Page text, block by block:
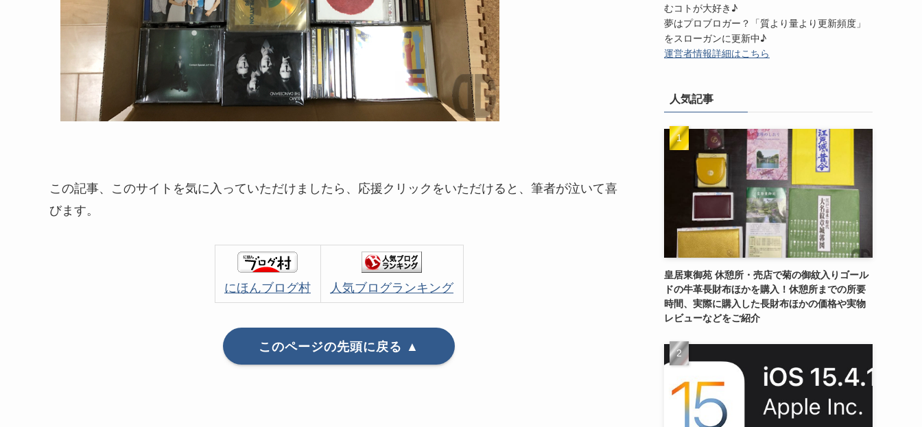
この記事、このサイトを気に入っていただけましたら、応援クリックをいただけると、筆者が泣いて喜
びます。
にほんブログ村 人気ブログランキング
このページの先頭に戻る ▲
むコトが大好き♪
夢はプロブロガー？「質より量より更新頻度」
をスローガンに更新中♪
運営者情報詳細はこちら
人気記事
皇居東御苑 休憩所・売店で菊の御紋入りゴール
ドの牛革長財布ほかを購入！休憩所までの所要
時間、実際に購入した長財布ほかの価格や実物
レビューなどをご紹介